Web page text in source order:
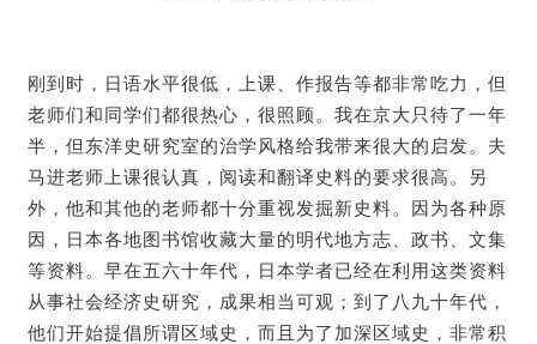
刚到时，日语水平很低，上课、作报告等都非常吃力，但
老师们和同学们都很热心，很照顾。我在京大只待了一年
半，但东洋史研究室的治学风格给我带来很大的启发。夫
马进老师上课很认真，阅读和翻译史料的要求很高。另
外，他和其他的老师都十分重视发掘新史料。因为各种原
因，日本各地图书馆收藏大量的明代地方志、政书、文集
等资料。早在五六十年代，日本学者已经在利用这类资料
从事社会经济史研究，成果相当可观；到了八九十年代，
他们开始提倡所谓区域史，而且为了加深区域史，非常积